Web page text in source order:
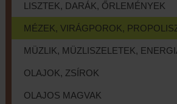
LISZTEK, DARÁK, ŐRLEMÉNYEK
MÉZEK, VIRÁGPOROK,
MÜZLIK, MÜZLISZELETEK,
OLAJOK, ZSÍROK
OLAJOS MAGVAK